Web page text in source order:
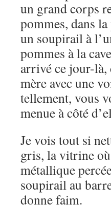
un grand corps
pommes, dans
un soupirail à
pommes à la
arrivé ce jour-là,
mère avec une
tellement, vous
menue à côté
Je vois tout si
gris, la vitrine où
métallique
soupirail au
donne faim.